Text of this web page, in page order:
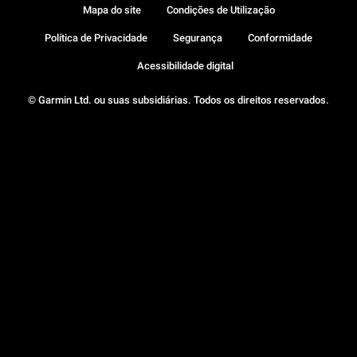
© Garmin Ltd. ou suas subsidiárias. Todos os direitos reservados.
Mapa do site Condições de Utilização
Política de Privacidade Segurança Conformidade
Acessibilidade digital